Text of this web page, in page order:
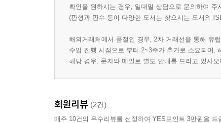
확인을 원하시는 경우, 일대일 상담으로 문의하여 주
(판형과 판수 등이 다양한 도서는 찾으시는 도서의
해외거래처에서 품절인 경우, 2차 거래선을 통해 유
수입 진행 시점으로 부터 2~3주가 추가로 소요되며,
해당 경우, 문자와 메일로 별도 안내를 드리고 있사
회원리뷰 (2건)
매주 10건의 우수리뷰를 선정하여 YES포인트 3만원을 드